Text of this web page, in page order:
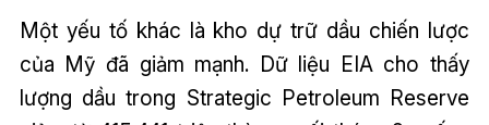
Một yếu tố khác là kho dự trữ dầu chiến lược
của Mỹ đã giảm mạnh. Dữ liệu EIA cho thấy
lượng dầu trong Strategic Petroleum Reserve